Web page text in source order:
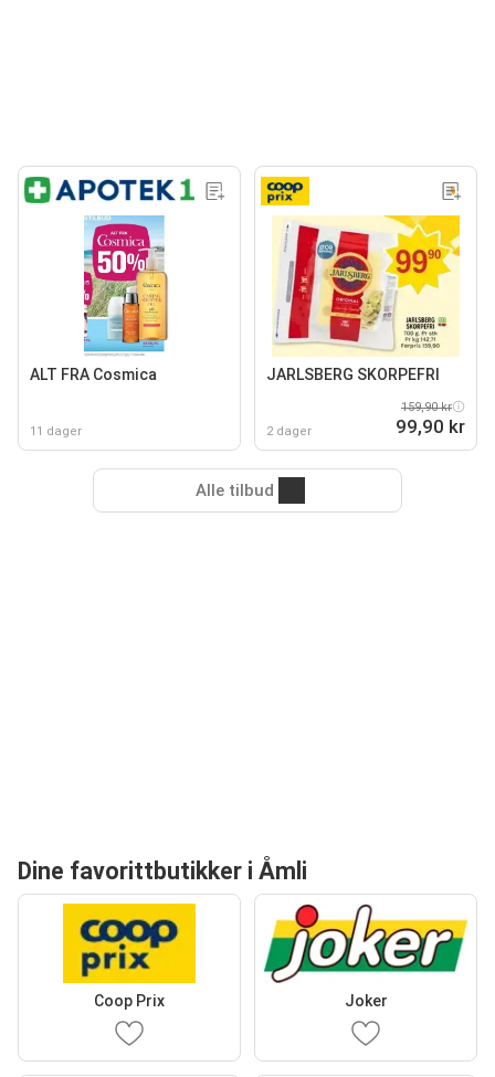
ALT FRA Cosmica
11 dager
JARLSBERG SKORPEFRI
2 dager
159,90 kr
99,90 kr
Alle tilbud
Dine favorittbutikker i Åmli
Coop Prix Joker